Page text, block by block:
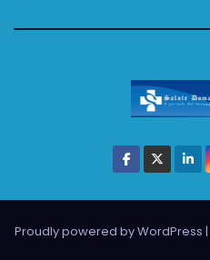
Proudly powered by WordPress |